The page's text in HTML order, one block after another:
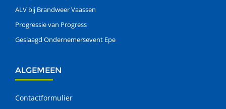
ALV bij Brandweer Vaassen
Progressie van Progress
Geslaagd Ondernemersevent Epe
ALGEMEEN
Contactformulier